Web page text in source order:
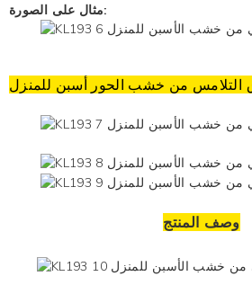
مثال على الصورة:
التلامس من خشب الحور أسبن للمنزل
وصف المنتج